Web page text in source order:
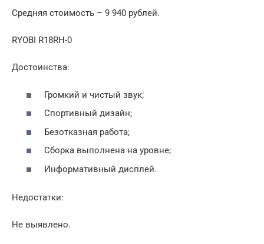
Средняя стоимость – 9 940 рублей.
RYOBI R18RH-0
Достоинства:
Громкий и чистый звук;
Спортивный дизайн;
Безотказная работа;
Сборка выполнена на уровне;
Информативный дисплей.
Недостатки:
Не выявлено.